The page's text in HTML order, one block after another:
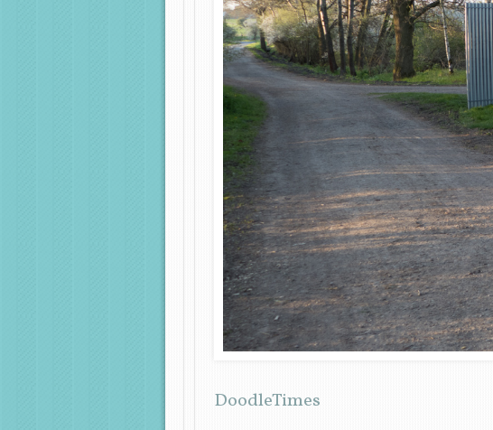
DoodleTimes